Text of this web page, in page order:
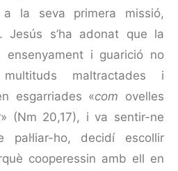
la seva primera missió,
Jesús s’ha adonat que la
ensenyament i guarició no
maltractades i
esgarriades «com ovelles
(Nm 20,17), i va sentir-ne
ho, decidí escollir
cooperessin amb ell en